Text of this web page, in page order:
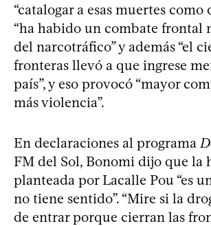
“catalogar a esas muertes como
“ha habido un combate frontal
del narcotráfico” y además “el
fronteras llevó a que ingrese
país”, y eso provocó “mayor
más violencia”.
En declaraciones al programa
FM del Sol, Bonomi dijo que la
planteada por Lacalle Pou “es
no tiene sentido”. “Mire si la
de entrar porque cierran las